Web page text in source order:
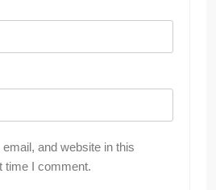
and website in this
time I comment.